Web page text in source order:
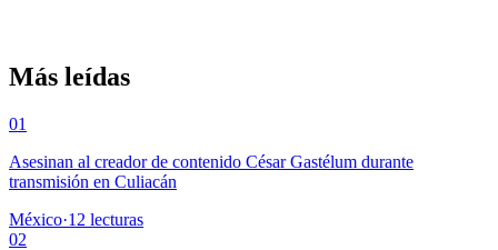
Más leídas
01
Asesinan al creador de contenido César Gastélum durante
transmisión en Culiacán
México·12 lecturas
02